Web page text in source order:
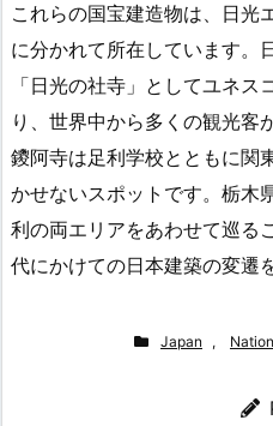
これらの国宝建造物は、日光
に分かれて所在しています。
「日光の社寺」としてユネ
り、世界中から多くの観光客
鑁阿寺は足利学校とともに関
かせないスポットです。栃木
利の両エリアをあわせて巡る
代にかけての日本建築の変遷
Japan ,